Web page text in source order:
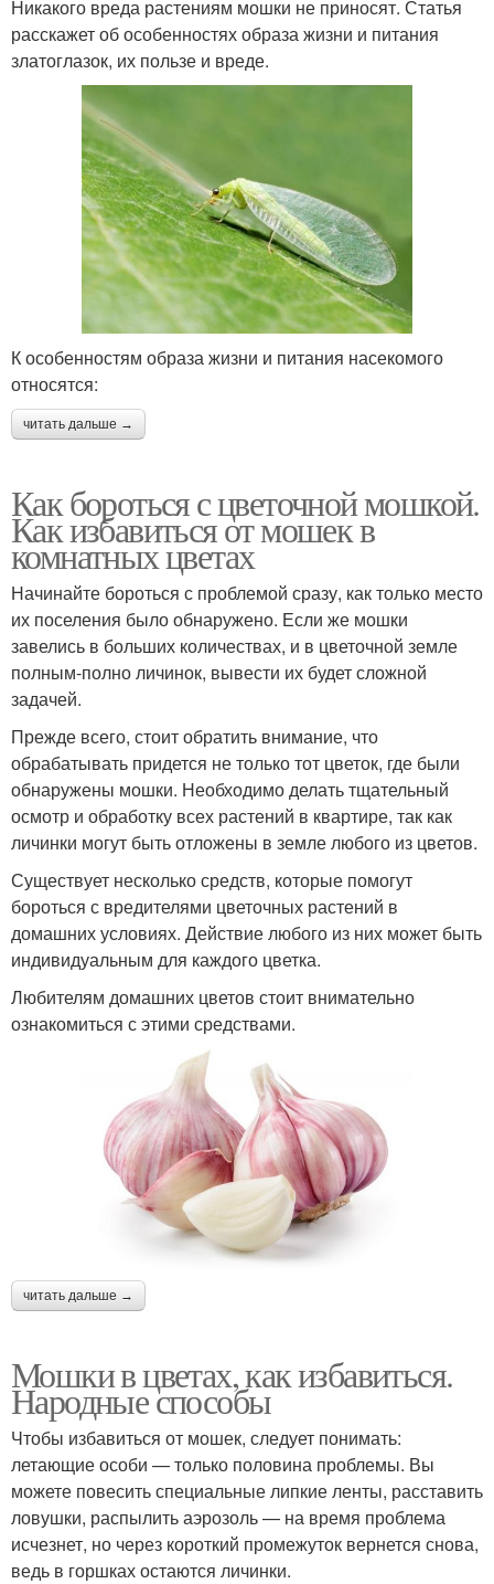
Никакого вреда растениям мошки не приносят. Статья
расскажет об особенностях образа жизни и питания
златоглазок, их пользе и вреде.
К особенностям образа жизни и питания насекомого
относятся:
читать дальше →
Как бороться с цветочной мошкой.
Как избавиться от мошек в
комнатных цветах
Начинайте бороться с проблемой сразу, как только место
их поселения было обнаружено. Если же мошки
завелись в больших количествах, и в цветочной земле
полным-полно личинок, вывести их будет сложной
задачей.
Прежде всего, стоит обратить внимание, что
обрабатывать придется не только тот цветок, где были
обнаружены мошки. Необходимо делать тщательный
осмотр и обработку всех растений в квартире, так как
личинки могут быть отложены в земле любого из цветов.
Существует несколько средств, которые помогут
бороться с вредителями цветочных растений в
домашних условиях. Действие любого из них может быть
индивидуальным для каждого цветка.
Любителям домашних цветов стоит внимательно
ознакомиться с этими средствами.
читать дальше →
Мошки в цветах, как избавиться.
Народные способы
Чтобы избавиться от мошек, следует понимать:
летающие особи — только половина проблемы. Вы
можете повесить специальные липкие ленты, расставить
ловушки, распылить аэрозоль — на время проблема
исчезнет, но через короткий промежуток вернется снова,
ведь в горшках остаются личинки.